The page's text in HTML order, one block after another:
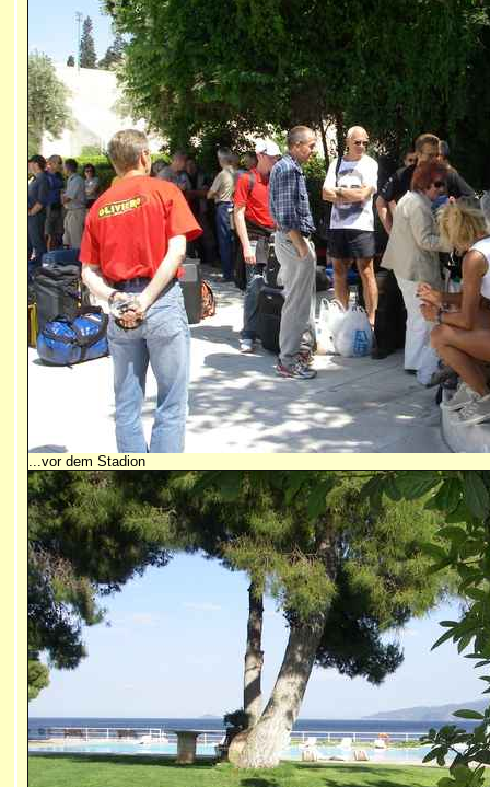
...vor dem Stadion